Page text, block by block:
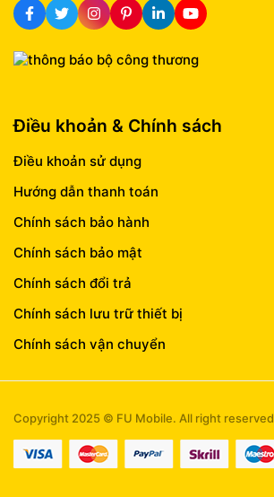
Điều khoản & Chính sách
Điều khoản sử dụng
Hướng dẫn thanh toán
Chính sách bảo hành
Chính sách bảo mật
Chính sách đổi trả
Chính sách lưu trữ thiết bị
Chính sách vận chuyển
Copyright 2025 © FU Mobile. All right reserved